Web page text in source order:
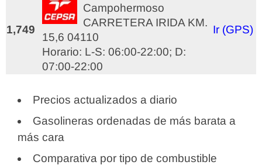
1,749
Campohermoso
CARRETERA IRIDA KM.
15,6 04110
Horario: L-S: 06:00-22:00; D:
07:00-22:00
Ir (GPS)
Precios actualizados a diario
Gasolineras ordenadas de más barata a
más cara
Comparativa por tipo de combustible